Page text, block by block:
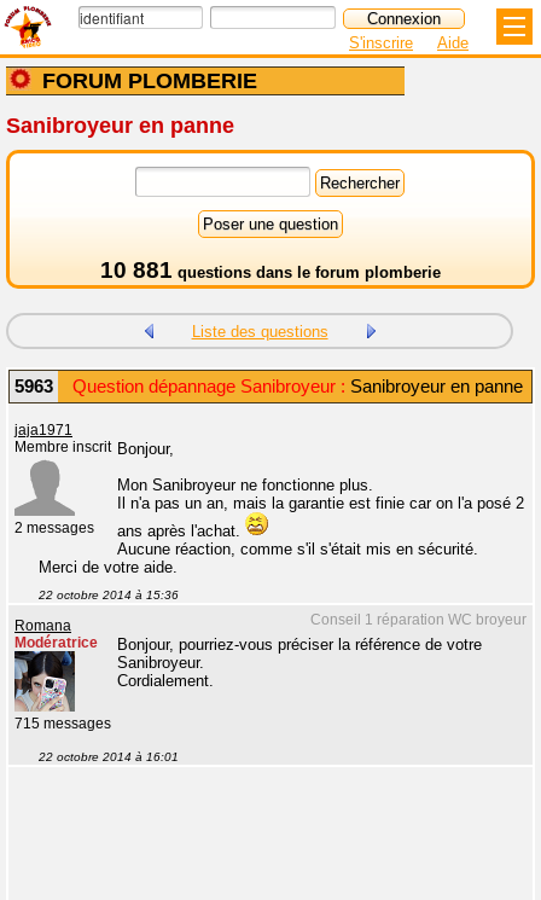
FORUM PLOMBERIE
S'inscrire Aide
Sanibroyeur en panne
10 881 questions dans le forum plomberie
Liste des questions
5963 Question dépannage Sanibroyeur : Sanibroyeur en panne
jaja1971
Membre inscrit
2 messages
Bonjour,
Mon Sanibroyeur ne fonctionne plus.
Il n'a pas un an, mais la garantie est finie car on l'a posé 2
ans après l'achat.
Aucune réaction, comme s'il s'était mis en sécurité.
Merci de votre aide.
22 octobre 2014 à 15:36
Conseil 1 réparation WC broyeur
Romana
Modératrice
715 messages
Bonjour, pourriez-vous préciser la référence de votre
Sanibroyeur.
Cordialement.
22 octobre 2014 à 16:01